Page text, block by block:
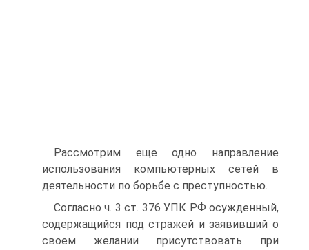
Рассмотрим еще одно направление
использования компьютерных сетей в
деятельности по борьбе с преступностью.
Согласно ч. 3 ст. 376 УПК РФ осужденный,
содержащийся под стражей и заявивший о
своем желании присутствовать при